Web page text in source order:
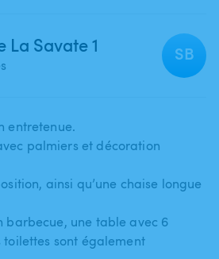
La Savate 1 SB
entretenue.
palmiers et décoration
ainsi qu’une chaise longue
barbecue​,​ une table avec 6
toilettes sont également